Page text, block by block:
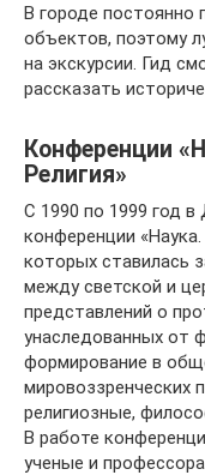
В городе постоянно
объектов, поэтому
на экскурсии. Гид
рассказать
Конференции
Религия»
С 1990 по 1999 год
конференции
которых ставилась
между светской и
представлений о
унаследованных от
формирование в
мировоззренческих
религиозные,
В работе
ученые и